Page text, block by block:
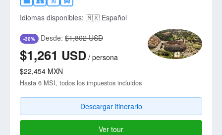
Idiomas disponibles: 🇲🇽 Español
-30% Desde: $1,802 USD
$1,261 USD / persona
$22,454 MXN
Hasta 6 MSI, todos los impuestos incluidos
Descargar itinerario
Ver tour